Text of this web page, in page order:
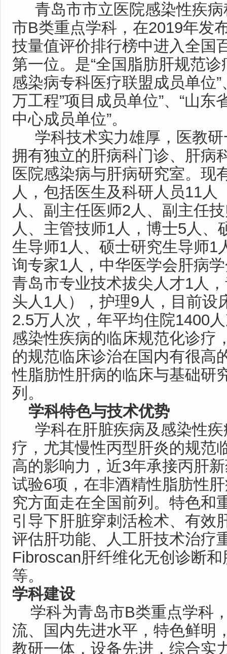
青岛市市立医院感染性疾病
市B类重点学科，在2019年发
技量值评价排行榜中进入全国
第一位。是“全国脂肪肝规范诊
感染病专科医疗联盟成员单位”
万工程”项目成员单位”、“山东
中心成员单位”。
学科技术实力雄厚，医教研
拥有独立的肝病科门诊、肝病
医院感染病与肝病研究室。现
人，包括医生及科研人员11人
人、副主任医师2人、副主任
人、主管技师1人，博士5人、
生导师1人、硕士研究生导师1
询专家1人，中华医学会肝病
青岛市专业技术拔尖人才1人
头人1人），护理9人，目前设
2.5万人次，年平均住院1400
感染性疾病的临床规范化诊疗
的规范临床诊治在国内有很高
性脂肪性肝病的临床与基础研
列。
学科特色与技术优势
学科在肝脏疾病及感染性疾
疗，尤其慢性丙型肝炎的规范
高的影响力，近3年承接丙肝
试验6项，在非酒精性脂肪性
究方面走在全国前列。特色和
引导下肝脏穿刺活检术、有效
评估肝功能、人工肝技术治疗
Fibroscan肝纤维化无创诊断
等。
学科建设
学科为青岛市B类重点学科
流、国内先进水平，特色鲜明
教研一体，设备先进，综合实